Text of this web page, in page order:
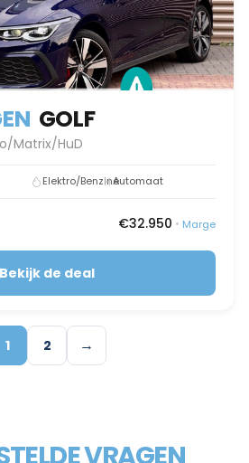
GOLF
Matrix/HuD
Elektro/BenzineAutomaat
€32.950 • Marge
Bekijk de deal
1 2 →
VRAGEN